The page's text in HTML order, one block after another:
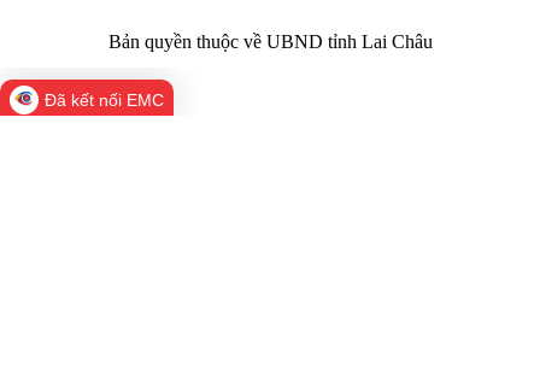
Bản quyền thuộc về UBND tỉnh Lai Châu
Đã kết nối EMC